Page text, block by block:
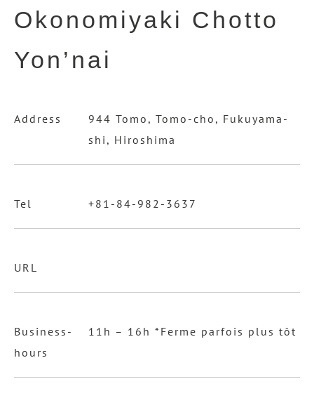
Okonomiyaki Chotto
Yon’nai
Address
944 Tomo, Tomo-cho, Fukuyama-
shi, Hiroshima
Tel +81-84-982-3637
URL
Business-
hours
11h – 16h *Ferme parfois plus tôt